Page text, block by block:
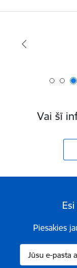
Vai šī
Piesakies